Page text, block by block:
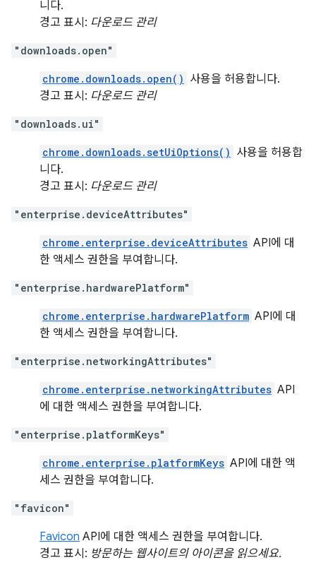
니다.
경고 표시: 다운로드 관리
"downloads.open"
chrome.downloads.open() 사용을 허용합니다.
경고 표시: 다운로드 관리
"downloads.ui"
chrome.downloads.setUiOptions() 사용을 허용합
니다.
경고 표시: 다운로드 관리
"enterprise.deviceAttributes"
chrome.enterprise.deviceAttributes API에 대
한 액세스 권한을 부여합니다.
"enterprise.hardwarePlatform"
chrome.enterprise.hardwarePlatform API에 대
한 액세스 권한을 부여합니다.
"enterprise.networkingAttributes"
chrome.enterprise.networkingAttributes API
에 대한 액세스 권한을 부여합니다.
"enterprise.platformKeys"
chrome.enterprise.platformKeys API에 대한 액
세스 권한을 부여합니다.
"favicon"
Favicon API에 대한 액세스 권한을 부여합니다.
경고 표시: 방문하는 웹사이트의 아이콘을 읽으세요.